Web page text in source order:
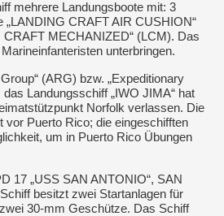
mehrere Landungsboote mit: 3
„LANDING CRAFT AIR CUSHION“
CRAFT MECHANIZED“ (LCM). Das
unterbringen.
(ARG) bzw. „Expeditionary
Landungsschiff „IWO JIMA“ hat
Norfolk verlassen. Die
Puerto Rico; die eingeschifften
um in Puerto Rico Übungen
17 „USS SAN ANTONIO“, SAN
besitzt zwei Startanlagen für
30-mm Geschütze. Das Schiff